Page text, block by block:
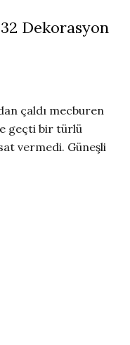
Dekorasyon
çaldı mecburen
geçti bir türlü
vermedi. Güneşli